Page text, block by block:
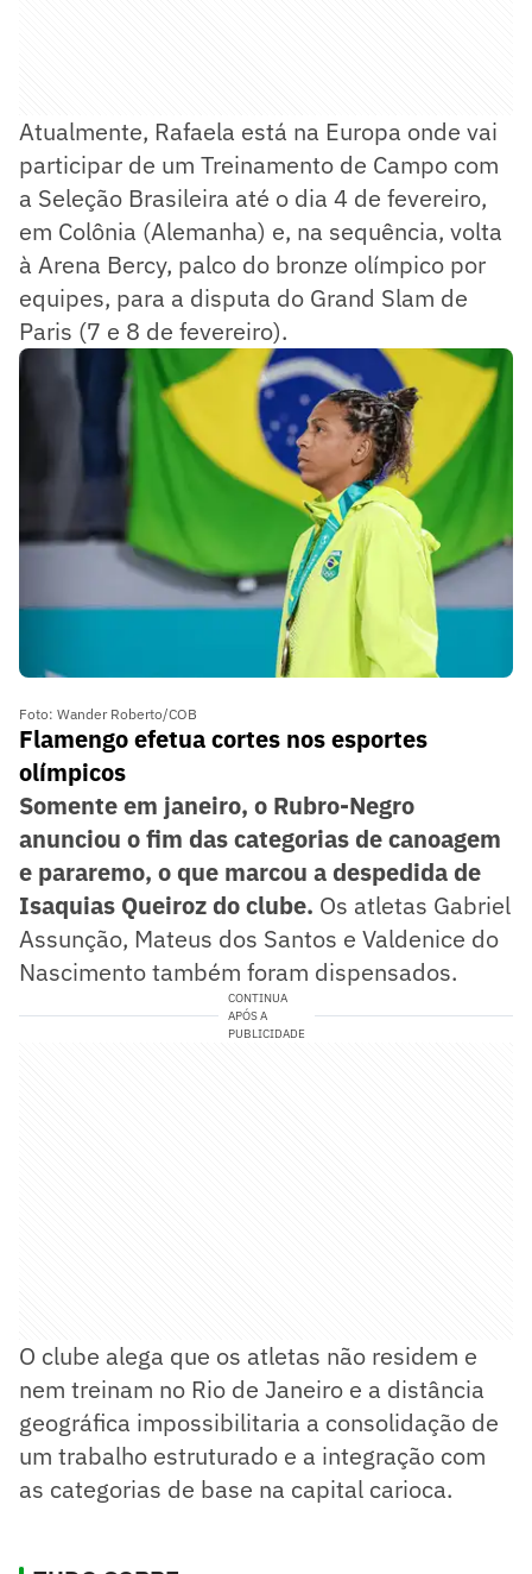
Atualmente, Rafaela está na Europa onde vai
participar de um Treinamento de Campo com
a Seleção Brasileira até o dia 4 de fevereiro,
em Colônia (Alemanha) e, na sequência, volta
à Arena Bercy, palco do bronze olímpico por
equipes, para a disputa do Grand Slam de
Paris (7 e 8 de fevereiro).
Foto: Wander Roberto/COB
Flamengo efetua cortes nos esportes
olímpicos
Somente em janeiro, o Rubro-Negro
anunciou o fim das categorias de canoagem
e pararemo, o que marcou a despedida de
Isaquias Queiroz do clube. Os atletas Gabriel
Assunção, Mateus dos Santos e Valdenice do
Nascimento também foram dispensados.
CONTINUA
APÓS A
PUBLICIDADE
O clube alega que os atletas não residem e
nem treinam no Rio de Janeiro e a distância
geográfica impossibilitaria a consolidação de
um trabalho estruturado e a integração com
as categorias de base na capital carioca.